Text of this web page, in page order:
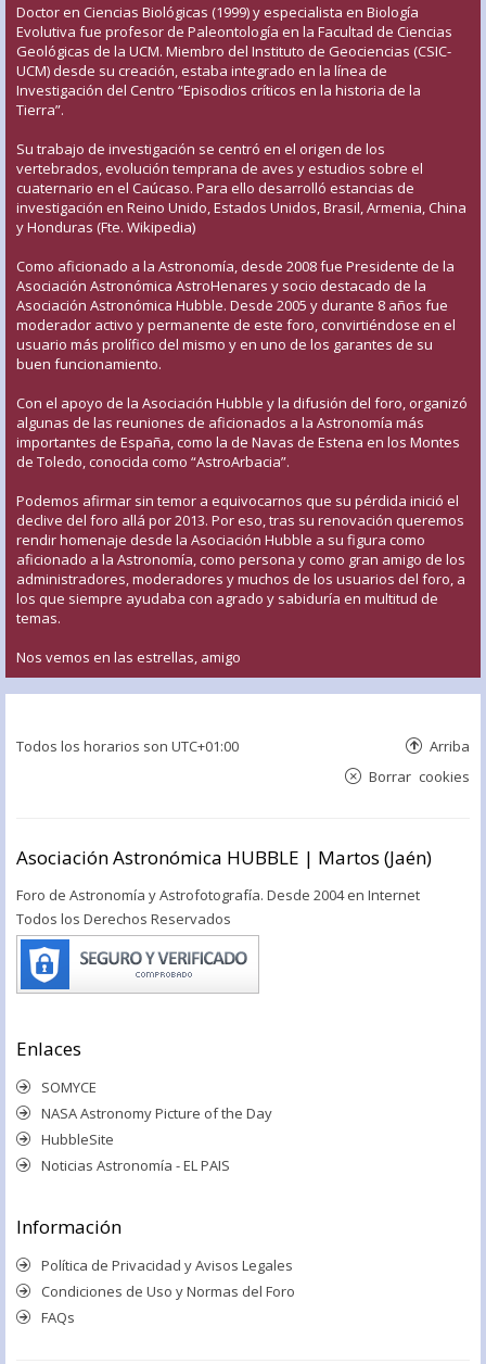
Doctor en Ciencias Biológicas (1999) y especialista en Biología
Evolutiva fue profesor de Paleontología en la Facultad de Ciencias
Geológicas de la UCM. Miembro del Instituto de Geociencias (CSIC-
UCM) desde su creación, estaba integrado en la línea de
Investigación del Centro “Episodios críticos en la historia de la
Tierra”.
Su trabajo de investigación se centró en el origen de los
vertebrados, evolución temprana de aves y estudios sobre el
cuaternario en el Caúcaso. Para ello desarrolló estancias de
investigación en Reino Unido, Estados Unidos, Brasil, Armenia, China
y Honduras (Fte. Wikipedia)
Como aficionado a la Astronomía, desde 2008 fue Presidente de la
Asociación Astronómica AstroHenares y socio destacado de la
Asociación Astronómica Hubble. Desde 2005 y durante 8 años fue
moderador activo y permanente de este foro, convirtiéndose en el
usuario más prolífico del mismo y en uno de los garantes de su
buen funcionamiento.
Con el apoyo de la Asociación Hubble y la difusión del foro, organizó
algunas de las reuniones de aficionados a la Astronomía más
importantes de España, como la de Navas de Estena en los Montes
de Toledo, conocida como “AstroArbacia”.
Podemos afirmar sin temor a equivocarnos que su pérdida inició el
declive del foro allá por 2013. Por eso, tras su renovación queremos
rendir homenaje desde la Asociación Hubble a su figura como
aficionado a la Astronomía, como persona y como gran amigo de los
administradores, moderadores y muchos de los usuarios del foro, a
los que siempre ayudaba con agrado y sabiduría en multitud de
temas.
Nos vemos en las estrellas, amigo
Todos los horarios son UTC+01:00 Arriba
Borrar cookies
Asociación Astronómica HUBBLE | Martos (Jaén)
Foro de Astronomía y Astrofotografía. Desde 2004 en Internet
Todos los Derechos Reservados
Enlaces
SOMYCE
NASA Astronomy Picture of the Day
HubbleSite
Noticias Astronomía - EL PAIS
Información
Política de Privacidad y Avisos Legales
Condiciones de Uso y Normas del Foro
FAQs